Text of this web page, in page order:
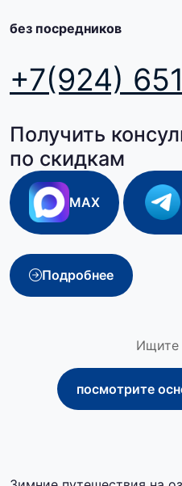
без посредников
+7(924)
Получить
по скидкам
MAX
Подробнее
Ищите
посмотрите